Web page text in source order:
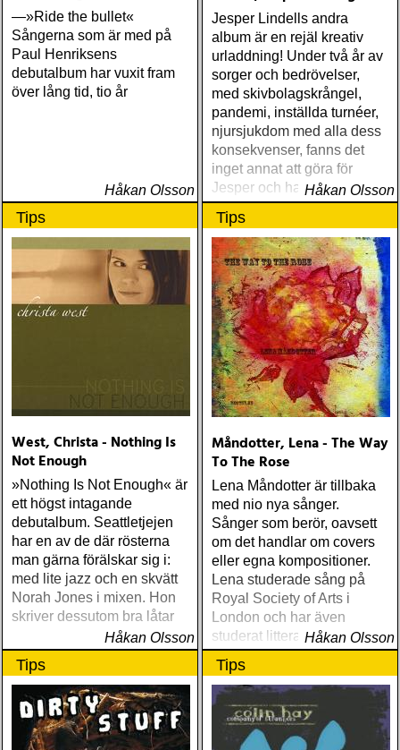
—»Ride the bullet«
Sångerna som är med på
Paul Henriksens
debutalbum har vuxit fram
över lång tid, tio år
Håkan Olsson
Jesper Lindells andra
album är en rejäl kreativ
urladdning! Under två år av
sorger och bedrövelser,
med skivbolagskrångel,
pandemi, inställda turnéer,
njursjukdom med alla dess
konsekvenser, fanns det
inget annat att göra för
Jesper och hans band än
att skriva och spela in låtar
Håkan Olsson
Tips
West, Christa - Nothing Is
Not Enough
»Nothing Is Not Enough« är
ett högst intagande
debutalbum. Seattletjejen
har en av de där rösterna
man gärna förälskar sig i:
med lite jazz och en skvätt
Norah Jones i mixen. Hon
skriver dessutom bra låtar
Håkan Olsson
Tips
Måndotter, Lena - The Way
To The Rose
Lena Måndotter är tillbaka
med nio nya sånger.
Sånger som berör, oavsett
om det handlar om covers
eller egna kompositioner.
Lena studerade sång på
Royal Society of Arts i
London och har även
studerat litteraturdrama, film
och grekiska vid universitet
i Lund
Håkan Olsson
Tips Tips